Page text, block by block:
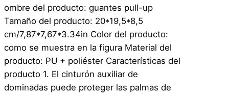
ombre del producto: guantes pull-up
Tamaño del producto: 20*19,5*8,5
cm/7,87*7,67*3.34in Color del producto:
como se muestra en la figura Material del
producto: PU + poliéster Características del
producto 1. El cinturón auxiliar de
dominadas puede proteger las palmas de